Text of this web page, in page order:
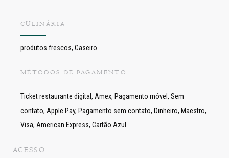
CULINÁRIA
produtos frescos, Caseiro
MÉTODOS DE PAGAMENTO
Ticket restaurante digital, Amex, Pagamento móvel, Sem
contato, Apple Pay, Pagamento sem contato, Dinheiro, Maestro,
Visa, American Express, Cartão Azul
ACESSO